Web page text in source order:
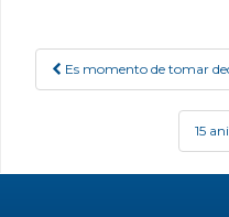
Post navigation
Es momento de tomar
15